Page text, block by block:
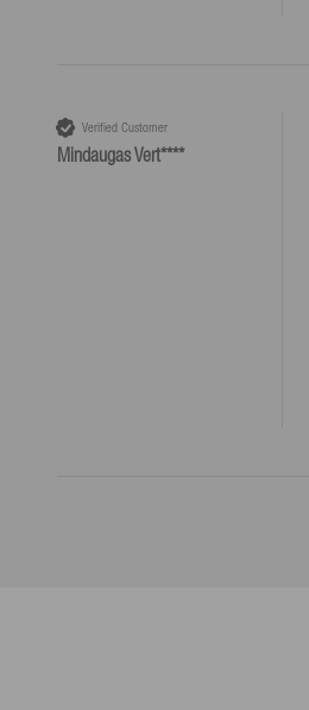
Verified Customer
Mindaugas Vert****